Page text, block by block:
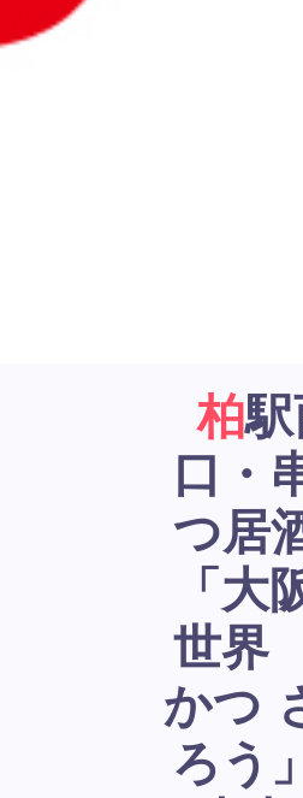
柏駅西
口・
つ居
「大
世界
かつ
ろう